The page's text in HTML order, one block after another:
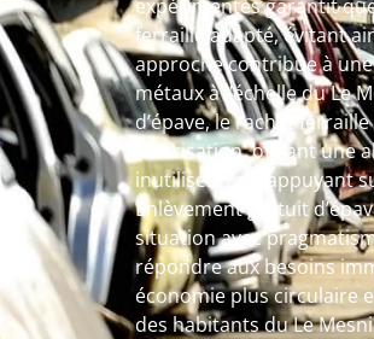
expérimentés garantit
ferraille adapté, évitant
approche contribue à
métaux à l’échelle du Le
d’épave, le rachat
valorisation, offrant une
inutilisés. En s’appuyant
Enlèvement gratuit
situation avec
répondre aux besoins
économie plus circulaire
des habitants du Le